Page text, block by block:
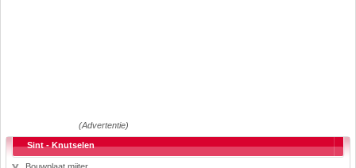
(Advertentie)
Sint - Knutselen